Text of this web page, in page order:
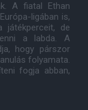
A fiatal Ethan
ligában is,
játékperceit, de
a labda. A
hogy párszor
folyamata.
fogja abban,